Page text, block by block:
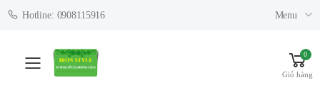
Hotline: 0908115916 Menu
Toggle mobile menu
0
Giỏ hàng